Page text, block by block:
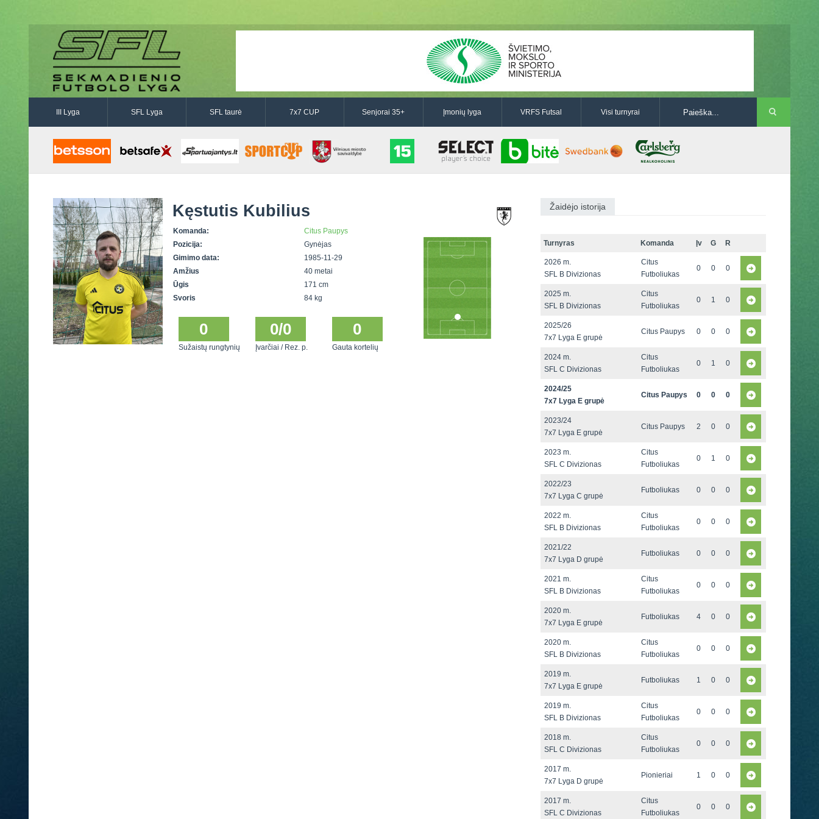
III Lyga SFL Lyga SFL taurė 7x7 CUP Senjorai 35+ Įmonių lyga VRFS Futsal Visi turnyrai
Kęstutis Kubilius
Komanda:
Citus Paupys
Pozicija:
Gynėjas
Gimimo data:
1985-11-29
Amžius
40 metai
Ūgis
171 cm
Svoris
84 kg
0
Sužaistų rungtynių
0/0
Įvarčiai / Rez. p.
0
Gauta kortelių
Žaidėjo istorija
Turnyras Komanda Įv G R
2026 m.
SFL B Divizionas
Citus
Futboliukas
0 0 0
2025 m.
SFL B Divizionas
Citus
Futboliukas
0 1 0
2025/26
7x7 Lyga E grupė
Citus Paupys 0 0 0
2024 m.
SFL C Divizionas
Citus
Futboliukas
0 1 0
2024/25
7x7 Lyga E grupė
Citus Paupys 0 0 0
2023/24
7x7 Lyga E grupė
Citus Paupys 2 0 0
2023 m.
SFL C Divizionas
Citus
Futboliukas
0 1 0
2022/23
7x7 Lyga C grupė
Futboliukas 0 0 0
2022 m.
SFL B Divizionas
Citus
Futboliukas
0 0 0
2021/22
7x7 Lyga D grupė
Futboliukas 0 0 0
2021 m.
SFL B Divizionas
Citus
Futboliukas
0 0 0
2020 m.
7x7 Lyga E grupė
Futboliukas 4 0 0
2020 m.
SFL B Divizionas
Citus
Futboliukas
0 0 0
2019 m.
7x7 Lyga E grupė
Futboliukas 1 0 0
2019 m.
SFL B Divizionas
Citus
Futboliukas
0 0 0
2018 m.
SFL C Divizionas
Citus
Futboliukas
0 0 0
2017 m.
7x7 Lyga D grupė
Pionieriai 1 0 0
2017 m.
SFL C Divizionas
Citus
Futboliukas
0 0 0